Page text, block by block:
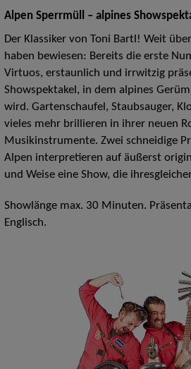
Alpen Sperrmüll – alpines
Der Klassiker von Toni Bartl! Weit
haben bewiesen: Bereits die erste
Virtuos, erstaunlich und irrwitzig
Showspektakel, in dem alpines
wird. Gartenschaufel, Staubsauger,
vieles mehr brillieren in ihrer neuen
Musikinstrumente. Zwei schneidige
Alpen interpretieren auf äußerst
und Weise eine Show, die
Showlänge max. 30 Minuten.
Englisch.